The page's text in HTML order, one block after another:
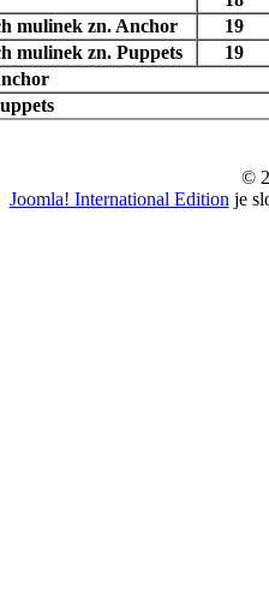
mulinek zn. Anchor
19
mulinek zn. Puppets
19
©
Joomla! International Edition je